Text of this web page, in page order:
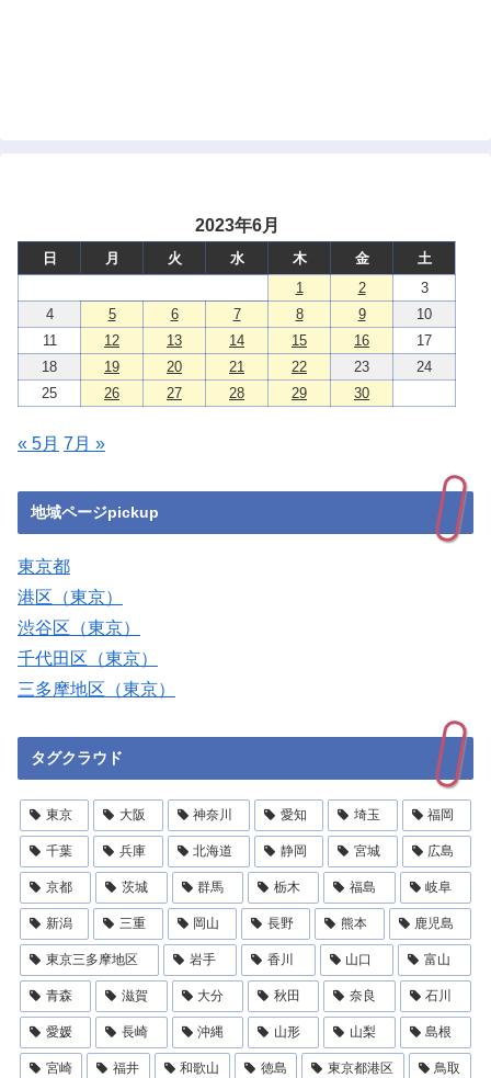
2023年6月
日 月 火 水 木 金
土
1
2
3
4
5 6 7 8 9
10
11
12 13 14 15 16
17
18
19 20 21 22 23
24
25
26 27 28 29 30
« 5月 7月 »
地域ページpickup
東京都
港区（東京）
渋谷区（東京）
千代田区（東京）
三多摩地区（東京）
タグクラウド
東京 大阪 神奈川 愛知 埼玉 福岡
千葉 兵庫 北海道 静岡 宮城 広島
京都 茨城 群馬 栃木 福島 岐阜
新潟 三重 岡山 長野 熊本 鹿児島
東京三多摩地区 岩手 香川 山口 富山
青森 滋賀 大分 秋田 奈良 石川
愛媛 長崎 沖縄 山形 山梨 島根
宮崎 福井 和歌山 徳島 東京都港区 鳥取